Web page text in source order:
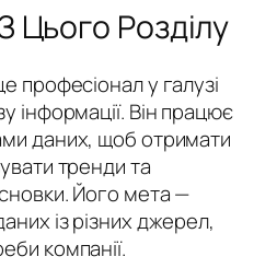
Цього Розділу
професіонал у галузі
інформації. Він працює
даних, щоб отримати
тренди та
Його мета —
із різних джерел,
компанії.